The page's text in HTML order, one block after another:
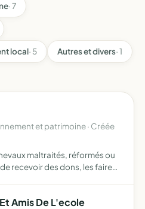
· 7
local· 5 Autres et divers· 1
et patrimoine · Créée
maltraités, réformés ou
recevoir des dons, les faire
Amis De L'ecole